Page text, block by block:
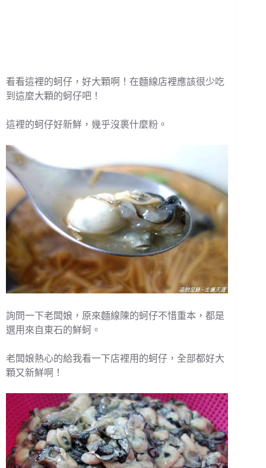
看看這裡的蚵仔，好大顆啊！在麵線店裡應該很少吃
到這麼大顆的蚵仔吧！
這裡的蚵仔好新鮮，幾乎沒裹什麼粉。
詢問一下老闆娘，原來麵線陳的蚵仔不惜重本，都是
選用來自東石的鮮蚵。
老闆娘熱心的給我看一下店裡用的蚵仔，全部都好大
顆又新鮮啊！